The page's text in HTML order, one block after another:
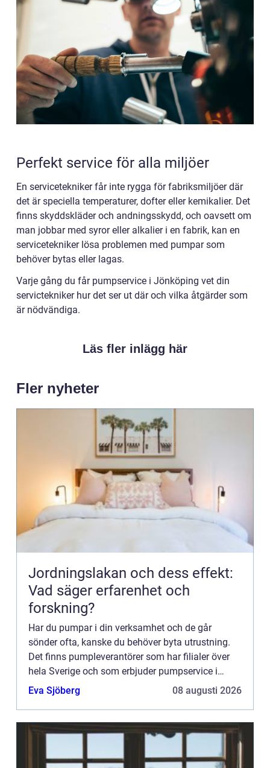
Perfekt service för alla miljöer
En servicetekniker får inte rygga för fabriksmiljöer där
det är speciella temperaturer, dofter eller kemikalier. Det
finns skyddskläder och andningsskydd, och oavsett om
man jobbar med syror eller alkalier i en fabrik, kan en
servicetekniker lösa problemen med pumpar som
behöver bytas eller lagas.
Varje gång du får pumpservice i Jönköping vet din
servictekniker hur det ser ut där och vilka åtgärder som
är nödvändiga.
Läs fler inlägg här
Fler nyheter
Jordningslakan och dess effekt:
Vad säger erfarenhet och
forskning?
Har du pumpar i din verksamhet och de går
sönder ofta, kanske du behöver byta utrustning.
Det finns pumpleverantörer som har filialer över
hela Sverige och som erbjuder pumpservice i
Jönköping. Kontakta dem, s&arin...
Eva Sjöberg 08 augusti 2026